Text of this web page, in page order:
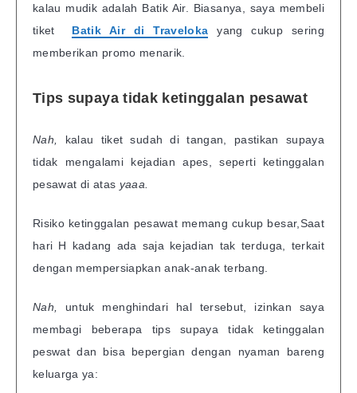
kalau mudik adalah Batik Air. Biasanya, saya membeli
tiket
Batik Air di Traveloka
yang cukup sering
memberikan promo menarik.
Tips supaya tidak ketinggalan pesawat
Nah, kalau tiket sudah di tangan, pastikan supaya
tidak mengalami kejadian apes, seperti ketinggalan
pesawat di atas yaaa.
Risiko ketinggalan pesawat memang cukup besar,Saat
hari H kadang ada saja kejadian tak terduga, terkait
dengan mempersiapkan anak-anak terbang.
Nah, untuk menghindari hal tersebut, izinkan saya
membagi beberapa tips supaya tidak ketinggalan
peswat dan bisa bepergian dengan nyaman bareng
keluarga ya: